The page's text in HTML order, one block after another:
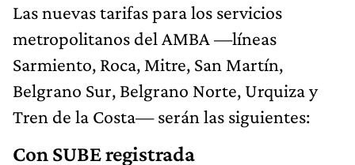
Las nuevas tarifas para los servicios
metropolitanos del AMBA —líneas
Sarmiento, Roca, Mitre, San Martín,
Belgrano Sur, Belgrano Norte, Urquiza y
Tren de la Costa— serán las siguientes:
Con SUBE registrada